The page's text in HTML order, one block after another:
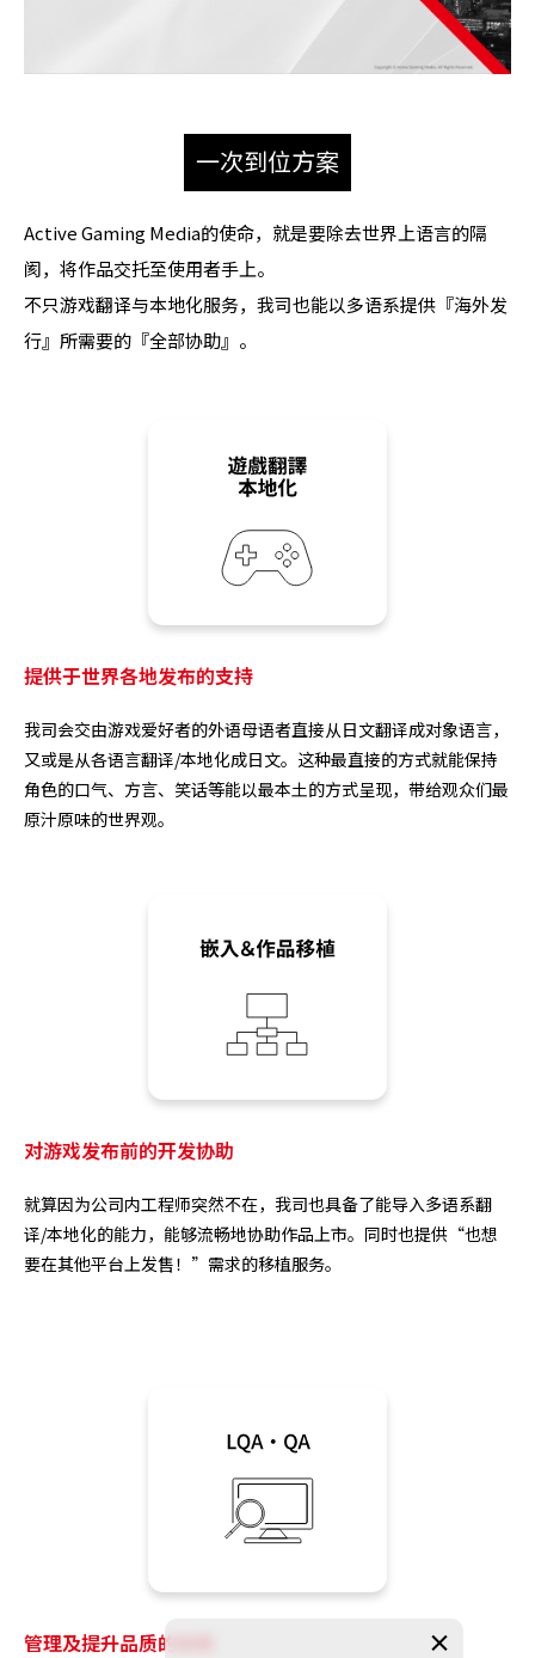
一次到位方案
Active Gaming Media的使命，就是要除去世界上语言的隔
阂，将作品交托至使用者手上。
不只游戏翻译与本地化服务，我司也能以多语系提供『海外发
行』所需要的『全部协助』。
提供于世界各地发布的支持
我司会交由游戏爱好者的外语母语者直接从日文翻译成对象语言，
又或是从各语言翻译/本地化成日文。这种最直接的方式就能保持
角色的口气、方言、笑话等能以最本土的方式呈现，带给观众们最
原汁原味的世界观。
对游戏发布前的开发协助
就算因为公司内工程师突然不在，我司也具备了能导入多语系翻
译/本地化的能力，能够流畅地协助作品上市。同时也提供“也想
要在其他平台上发售！”需求的移植服务。
管理及提升品质的协助